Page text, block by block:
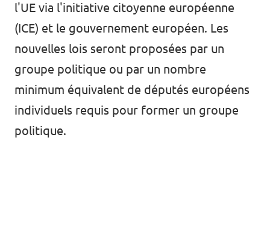
🇦🇹 Volt Österreich
🇬🇧 Volt UK
... et bien plus encore !
Faire un don
Volt Shop (merch)
l'UE via l'initiative citoyenne européenne
(ICE) et le gouvernement européen. Les
nouvelles lois seront proposées par un
groupe politique ou par un nombre
minimum équivalent de députés européens
individuels requis pour former un groupe
politique.